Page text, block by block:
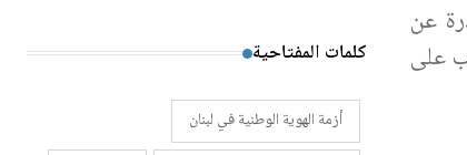
عن
على
كلمات المفتاحية
أزمة الهوية الوطنية في لبنان